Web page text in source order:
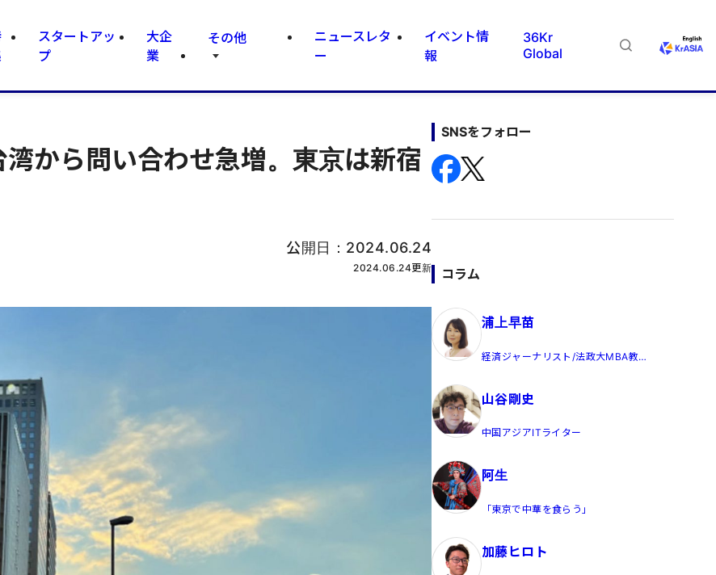
スタートアッ
プ
大企
業
その他
ニュースレタ
ー
イベント情
報
36Kr
Global
から問い合わせ急増。東京は新宿
公開日： 2024.06.24
2024.06.24更新
SNSをフォロー
コラム
浦上早苗
経済ジャーナリスト/法政大MBA教
山谷剛史
中国アジアITライター
阿生
「東京で中華を食らう」
加藤ヒロト